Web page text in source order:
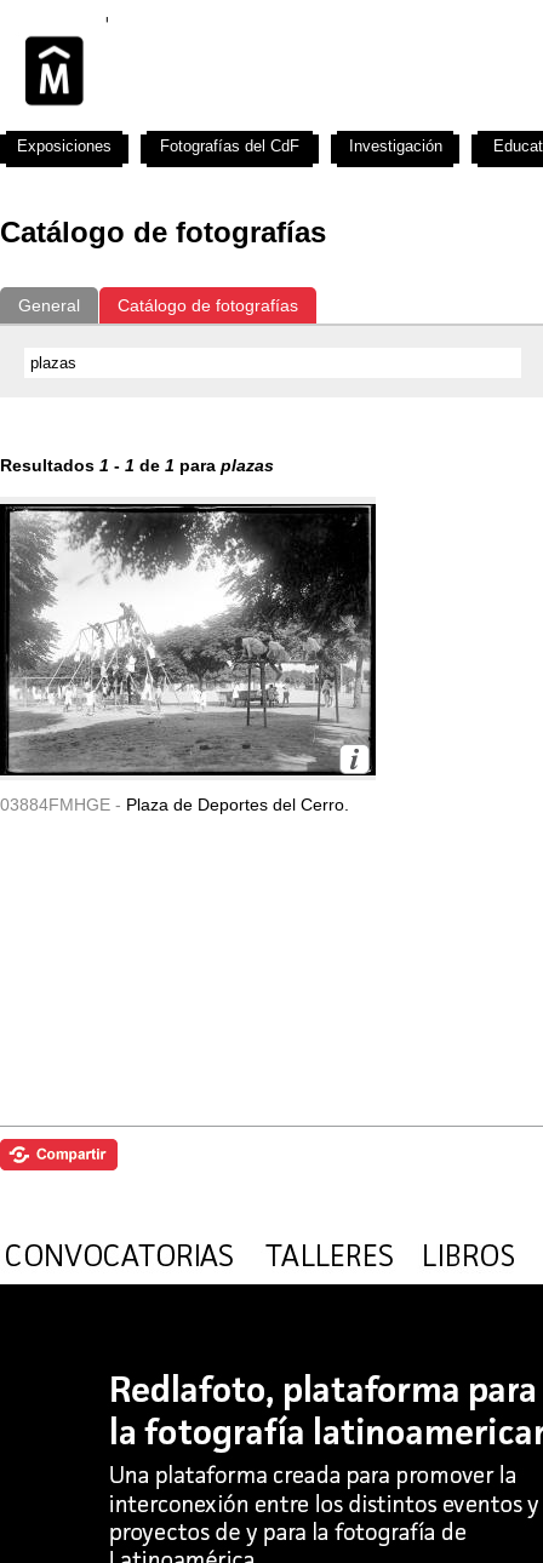
Catálogo de fotografías
General Catálogo de fotografías
Resultados 1 - 1 de 1 para plazas
03884FMHGE - Plaza de Deportes del Cerro.
Exposiciones Fotografías del CdF Investigación